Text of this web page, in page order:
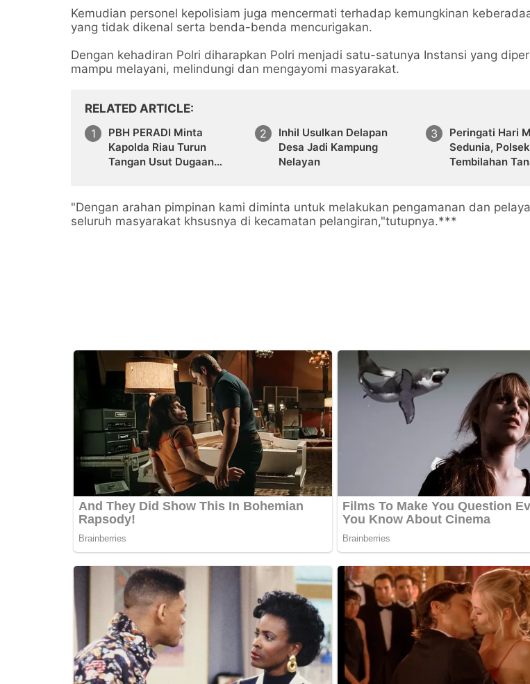
Kemudian personel kepolisiam juga mencermati terhadap kemungkinan
yang tidak dikenal serta benda-benda mencurigakan.
Dengan kehadiran Polri diharapkan Polri menjadi satu-satunya Instansi yang
mampu melayani, melindungi dan mengayomi masyarakat.
RELATED ARTICLE
PBH PERADI Minta
Kapolda Riau Turun
Tangan Usut Dugaan
Inhil Usulkan Delapan
Desa Jadi Kampung
Nelayan
Peringati Hari
Sedunia,
Tembilahan
"Dengan arahan pimpinan kami diminta untuk melakukan pengamanan dan
seluruh masyarakat khsusnya di kecamatan pelangiran,"tutupnya.***